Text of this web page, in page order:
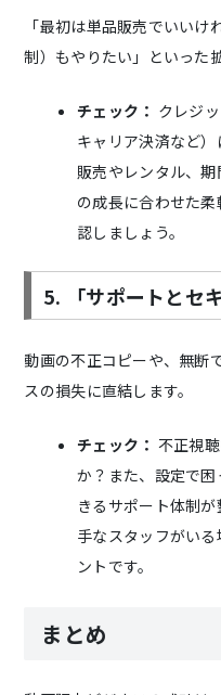
「最初は単品販売でいい
制）もやりたい」といった
チェック： クレジ
キャリア決済など
販売やレンタル、
の成長に合わせた
認しましょう。
5. 「サポートとセ
動画の不正コピーや、無断
スの損失に直結します。
チェック： 不正視
か？また、設定で
きるサポート体制
手なスタッフがい
ントです。
まとめ